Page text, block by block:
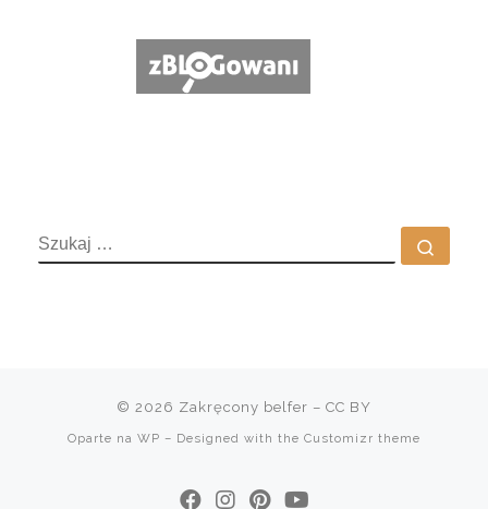
SZUKAJ
© 2026 Zakręcony belfer – CC BY
Oparte na WP – Designed with the Customizr theme